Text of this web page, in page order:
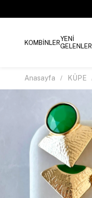
KOMBİNLERYENİ
GELENLER
Anasayfa KÜPE